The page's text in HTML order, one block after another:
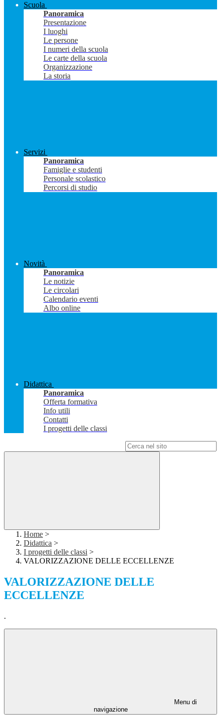
Scuola
Panoramica
Presentazione
I luoghi
Le persone
I numeri della scuola
Le carte della scuola
Organizzazione
La storia
Servizi
Panoramica
Famiglie e studenti
Personale scolastico
Percorsi di studio
Novità
Panoramica
Le notizie
Le circolari
Calendario eventi
Albo online
Didattica
Panoramica
Offerta formativa
Info utili
Contatti
I progetti delle classi
Home >
Didattica >
I progetti delle classi >
VALORIZZAZIONE DELLE ECCELLENZE
VALORIZZAZIONE DELLE
ECCELLENZE
.
Menu di
navigazione